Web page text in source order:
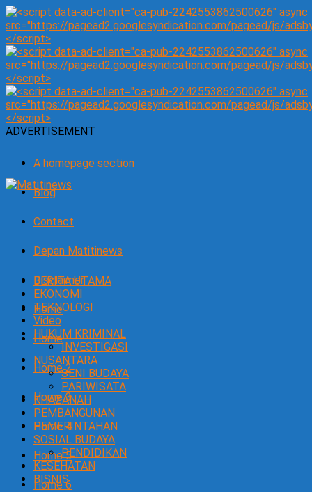
ADVERTISEMENT
A homepage section
Blog
Contact
Depan Matitinews
Disclaimer
Home
Home
Home 2
Home 3
Home 4
Home 5
Home 6
BERITA UTAMA
EKONOMI
TEKNOLOGI
Video
HUKUM KRIMINAL
INVESTIGASI
NUSANTARA
SENI BUDAYA
PARIWISATA
KHAZANAH
PEMBANGUNAN
PEMERINTAHAN
SOSIAL BUDAYA
PENDIDIKAN
KESEHATAN
BISNIS